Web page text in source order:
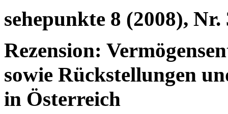
sehepunkte 8 (2008), Nr.
Rezension:
sowie Rückstellungen
in Österreich